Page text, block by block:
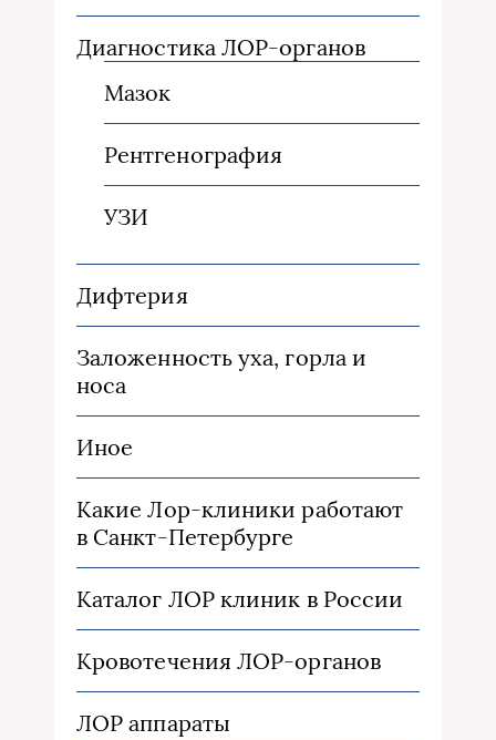
Диагностика ЛОР-органов
Мазок
Рентгенография
УЗИ
Дифтерия
Заложенность уха, горла и
носа
Иное
Какие Лор-клиники работают
в Санкт-Петербурге
Каталог ЛОР клиник в России
Кровотечения ЛОР-органов
ЛОР аппараты